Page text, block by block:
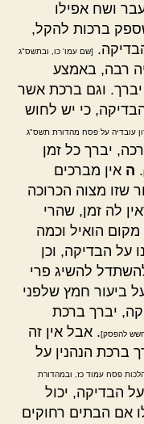
ושח אפילו
ברכות להקל,
[שם עמו' כו, ובתשס"ג
רבה, באמצע
וגם ברכת אשר
כי יש לחוש
עובדיה על פסח מהדורת תשס"ג
יברך כל זמן
. ה אין מברכים
שזו מצוה הכרוכה
לה זמן, שהרי
הואיל וכמה
על הבדיקה, וכן
להשיג פרי
ביעור חמץ שלפני
יברך ברכת
להפסק]. אבל אין זה
ברכת הנהנין על
הלכות פסח עמוד כז, ובמהדורת
הבדיקה, יכול
אם הבתים רחוקים